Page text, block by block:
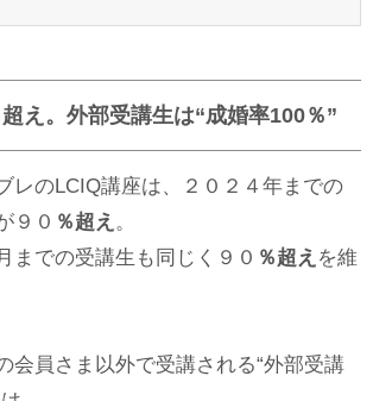
え。外部受講生は“成婚率100％”
レのLCIQ講座は、２０２４年までの
９０ ％超え 。
までの受講生も同じく９０ ％超え を維
会員さま以外で受講される“外部受講